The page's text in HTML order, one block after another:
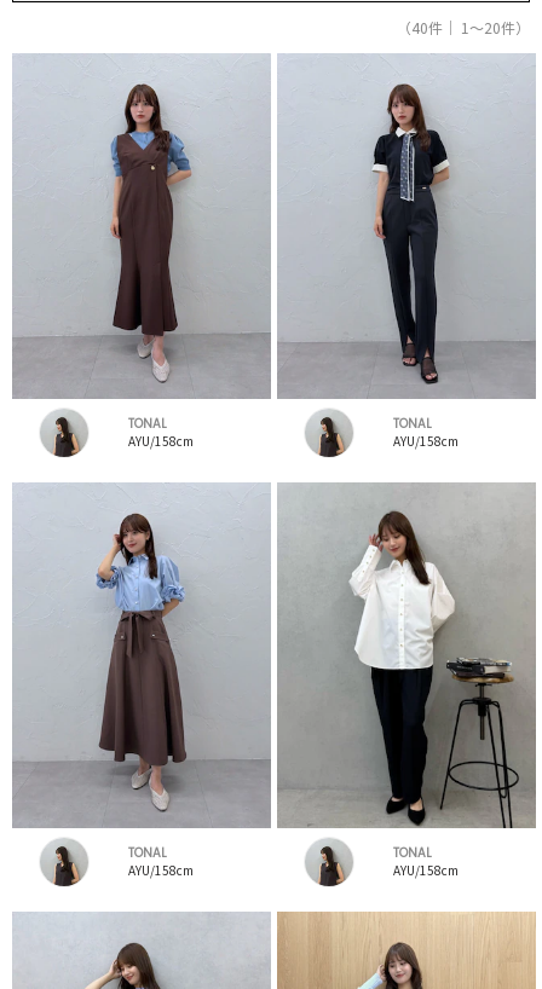
（40件｜ 1～20件）
TONAL
AYU/158cm
TONAL
AYU/158cm
TONAL
AYU/158cm
TONAL
AYU/158cm